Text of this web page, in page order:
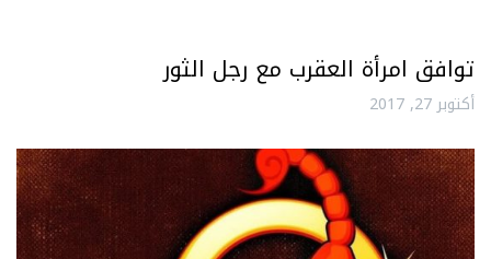
توافق امرأة العقرب مع رجل الثور
أكتوبر 27, 2017